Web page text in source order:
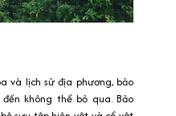
và lịch sử địa phương, bảo
không thể bỏ qua. Bảo